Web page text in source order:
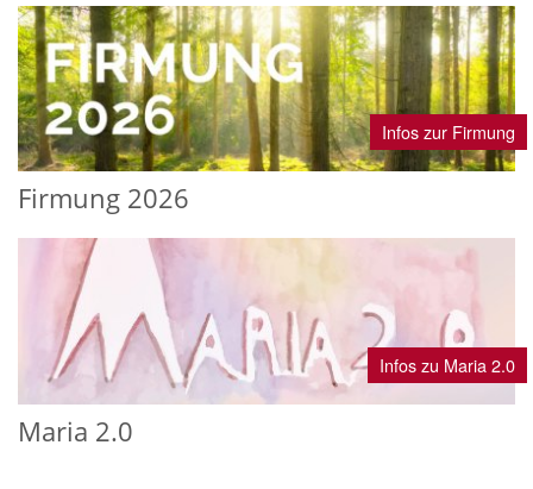
Infos zur Firmung
Firmung 2026
Infos zu Maria 2.0
Maria 2.0